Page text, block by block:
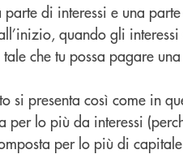
di interessi e una
quando gli
che tu possa pagare
si presenta così come in
per lo più da interessi
per lo più di